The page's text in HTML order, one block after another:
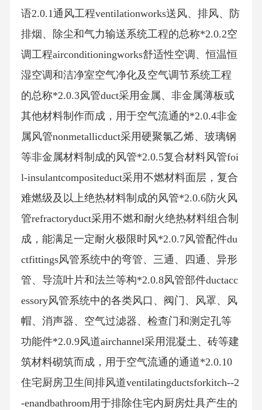
语2.0.1通风工程ventilationworks送风、排风、防
排烟、除尘和气力输送系统工程的总称*2.0.2空
调工程airconditioningworks舒适性空调、恒温恒
湿空调和洁净室空气净化及空气调节系统工程
的总称*2.0.3风管duct采用金属、非金属薄板或
其他材料制作而成，用于空气流通的*2.0.4非金
属风管nonmetallicduct采用硬聚氯乙烯、玻璃钢
等非金属材料制成的风管*2.0.5复合材料风管foi
l-insulantcompositeduct采用不燃材料面层，复合
难燃级及以上绝热材料制成的风管*2.0.6防火风
管refractoryduct采用不燃和耐火绝热材料组合制
成，能满足一定耐火极限时风*2.0.7风管配件du
ctfittings风管系统中的弯管、三通、四通、异形
管、导流叶片和法兰等构*2.0.8风管部件ductacc
essory风管系统中的各类风口、阀门、风罩、风
帽、消声器、空气过滤器、检查门和测定孔等
功能件*2.0.9风道airchannel采用混凝土、砖等建
筑材料砌筑而成，用于空气流通的通道*2.0.10
住宅厨房卫生间排风道ventilatingductsforkitch--2
-enandbathroom用于排除住宅内厨房灶具产生的